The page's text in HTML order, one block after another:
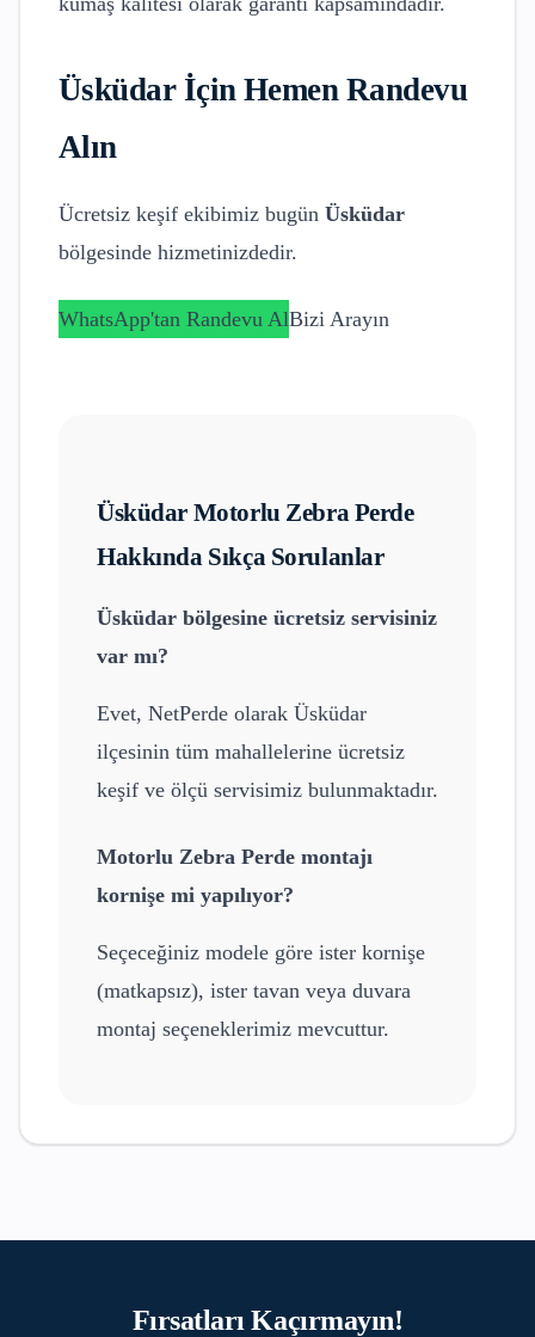
Üsküdarİçin Hemen Randevu
Alın
Ücretsiz keşif ekibimiz bugün Üsküdar
bölgesinde hizmetinizdedir.
WhatsApp'tan Randevu AlBizi Arayın
Üsküdar Motorlu Zebra Perde
Hakkında Sıkça Sorulanlar
Üsküdar bölgesine ücretsiz servisiniz
var mı?
Evet, NetPerde olarak Üsküdar
ilçesinin tüm mahallelerine ücretsiz
keşif ve ölçü servisimiz bulunmaktadır.
Motorlu Zebra Perde montajı
kornişe mi yapılıyor?
Seçeceğiniz modele göre ister kornişe
(matkapsız), ister tavan veya duvara
montaj seçeneklerimiz mevcuttur.
Fırsatları Kaçırmayın!